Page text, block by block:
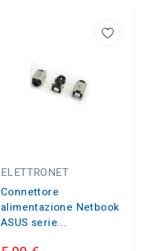
ELETTRONET
Connettore
alimentazione Netbook
ASUS serie...